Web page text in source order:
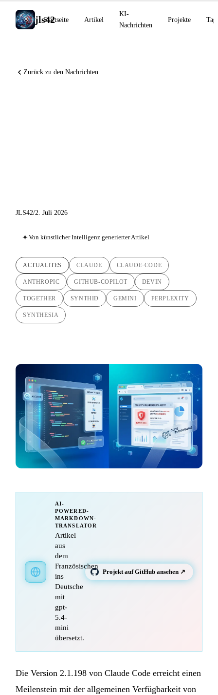
jls42
Startseite Artikel
KI-
Nachrichten
Projekte
Zurück zu den Nachrichten
JLS42/2. Juli 2026
Von künstlicher Intelligenz generierter Artikel
ACTUALITES CLAUDE CLAUDE-CODE
ANTHROPIC GITHUB-COPILOT DEVIN
TOGETHER SYNTHID GEMINI PERPLEXITY
SYNTHESIA
AI-
POWERED-
MARKDOWN-
TRANSLATOR
Artikel
aus
dem
Französischen
ins
Deutsche
mit
gpt-
5.4-
mini
übersetzt.
Projekt auf GitHub ansehen ↗
Die Version 2.1.198 von Claude Code erreicht einen
Meilenstein mit der allgemeinen Verfügbarkeit von